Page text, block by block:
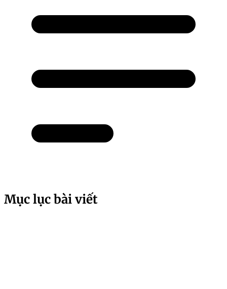
Mục lục bài viết